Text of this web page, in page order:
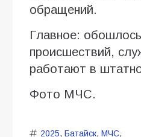
обращений.
Главное:
происшествий,
работают в
Фото МЧС.
2025, Батайск, МЧС,